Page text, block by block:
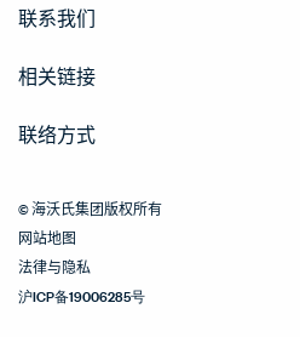
联系我们
相关链接
联络方式
© 海沃氏集团版权所有
网站地图
法律与隐私
沪ICP备19006285号